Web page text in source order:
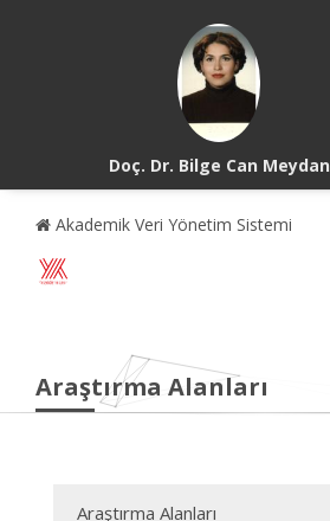
Doç. Dr. Bilge Can Meydan
Akademik Veri Yönetim Sistemi
Araştırma Alanları
Araştırma Alanları